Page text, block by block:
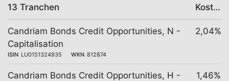
13 Tranchen Kosten
Candriam Bonds Credit Opportunities, N -
Capitalisation
ISIN LU0151324935 WKN 812874
2,04%
Candriam Bonds Credit Opportunities, H -
1,46%